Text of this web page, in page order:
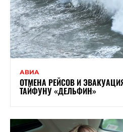
АВИА
ОТМЕНА РЕЙСОВ И
ТАЙФУНУ «ДЕЛЬФИН»